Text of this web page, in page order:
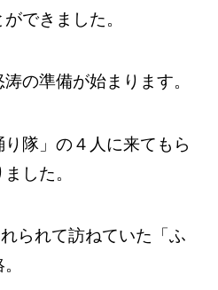
できました。
の準備が始まります。
隊」の４人に来てもら
した。
られて訪ねていた「ふ